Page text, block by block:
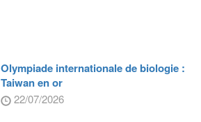
Olympiade internationale de biologie :
Taiwan en or
22/07/2026